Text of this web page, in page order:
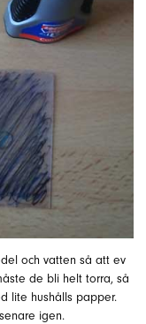
och vatten så att ev
de bli helt torra, så
lite hushålls papper.
igen.